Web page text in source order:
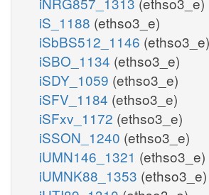
iS_1188 (ethso3_e)
iSbBS512_1146 (ethso3_e)
iSBO_1134 (ethso3_e)
iSDY_1059 (ethso3_e)
iSFV_1184 (ethso3_e)
iSFxv_1172 (ethso3_e)
iSSON_1240 (ethso3_e)
iUMN146_1321 (ethso3_e)
iUMNK88_1353 (ethso3_e)